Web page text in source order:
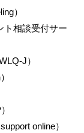
）
ト相談受付サー
J）
online）